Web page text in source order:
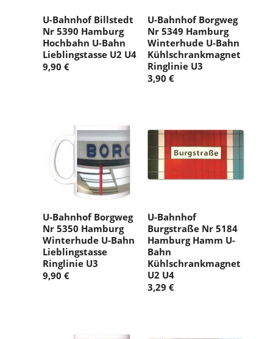
U-Bahnhof Billstedt
Nr 5390 Hamburg
Hochbahn U-Bahn
Lieblingstasse U2 U4
9,90 €
U-Bahnhof Borgweg
Nr 5349 Hamburg
Winterhude U-Bahn
Kühlschrankmagnet
Ringlinie U3
3,90 €
U-Bahnhof Borgweg
Nr 5350 Hamburg
Winterhude U-Bahn
Lieblingstasse
Ringlinie U3
9,90 €
U-Bahnhof
Burgstraße Nr 5184
Hamburg Hamm U-
Bahn
Kühlschrankmagnet
U2 U4
3,29 €